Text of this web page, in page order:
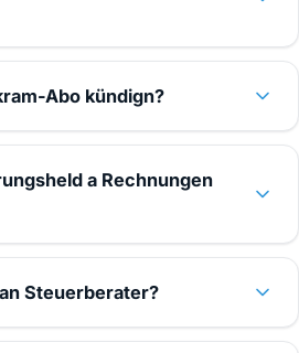
Abo kündign?
a Rechnungen
Steuerberater?